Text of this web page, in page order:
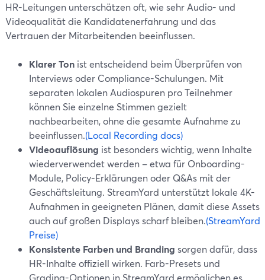
HR-Leitungen unterschätzen oft, wie sehr Audio- und
Videoqualität die Kandidatenerfahrung und das
Vertrauen der Mitarbeitenden beeinflussen.
Klarer Tonist entscheidend beim Überprüfen von
Interviews oder Compliance-Schulungen. Mit
separaten lokalen Audiospuren pro Teilnehmer
können Sie einzelne Stimmen gezielt
nachbearbeiten, ohne die gesamte Aufnahme zu
beeinflussen.(Local Recording docs)
Videoauflösung ist besonders wichtig, wenn Inhalte
wiederverwendet werden – etwa für Onboarding-
Module, Policy-Erklärungen oder Q&As mit der
Geschäftsleitung. StreamYard unterstützt lokale 4K-
Aufnahmen in geeigneten Plänen, damit diese Assets
auch auf großen Displays scharf bleiben.(StreamYard
Preise)
Konsistente Farben und Branding sorgen dafür, dass
HR-Inhalte offiziell wirken. Farb-Presets und